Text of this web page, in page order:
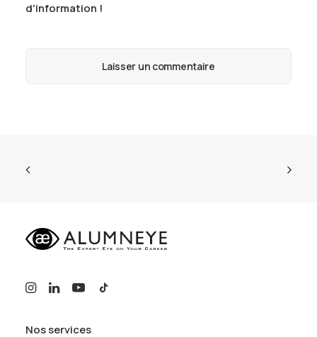
d'information !
Nos services